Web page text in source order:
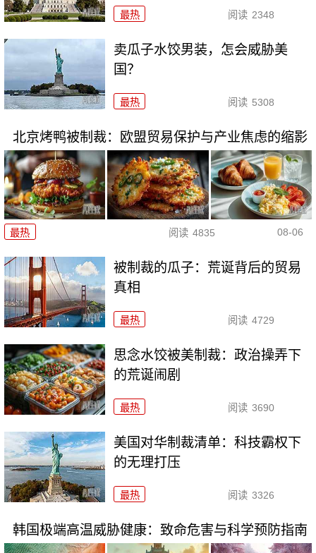
最热 阅读 2348
卖瓜子水饺男装，怎会威胁美
国？
最热 阅读 5308
北京烤鸭被制裁：欧盟贸易保护与产业焦虑的缩影
最热 阅读 4835 08-06
被制裁的瓜子：荒诞背后的贸易
真相
最热 阅读 4729
思念水饺被美制裁：政治操弄下
的荒诞闹剧
最热 阅读 3690
美国对华制裁清单：科技霸权下
的无理打压
最热 阅读 3326
韩国极端高温威胁健康：致命危害与科学预防指南